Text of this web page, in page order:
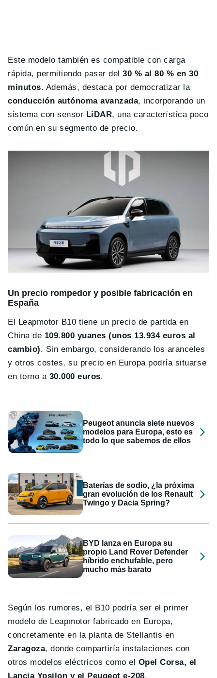
Este modelo también es compatible con carga
rápida, permitiendo pasar del30 % al 80 % en 30
minutos. Además, destaca por democratizar la
conducción autónoma avanzada, incorporando un
sistema con sensor LiDAR, una característica poco
común en su segmento de precio.
Un precio rompedor y posible fabricación en
España
El Leapmotor B10 tiene un precio de partida en
China de 109.800 yuanes (unos 13.934 euros al
cambio). Sin embargo, considerando los aranceles
y otros costes, su precio en Europa podría situarse
en torno a 30.000 euros.
Peugeot anuncia siete nuevos
modelos para Europa, esto es
todo lo que sabemos de ellos
Baterías de sodio, ¿la próxima
gran evolución de los Renault
Twingo y Dacia Spring?
BYD lanza en Europa su
propio Land Rover Defender
híbrido enchufable, pero
mucho más barato
Según los rumores, el B10 podría ser el primer
modelo de Leapmotor fabricado en Europa,
concretamente en la planta de Stellantis en
Zaragoza, donde compartiría instalaciones con
otros modelos eléctricos como el Opel Corsa, el
Lancia Ypsilon y el Peugeot e-208.